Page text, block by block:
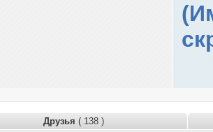
Друзья ( 138 )